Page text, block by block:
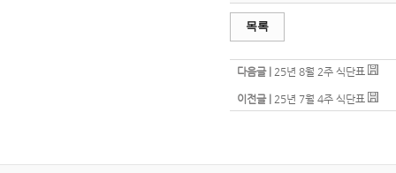
목록
다음글 | 25년 8월 2주 식단표
이전글 | 25년 7월 4주 식단표